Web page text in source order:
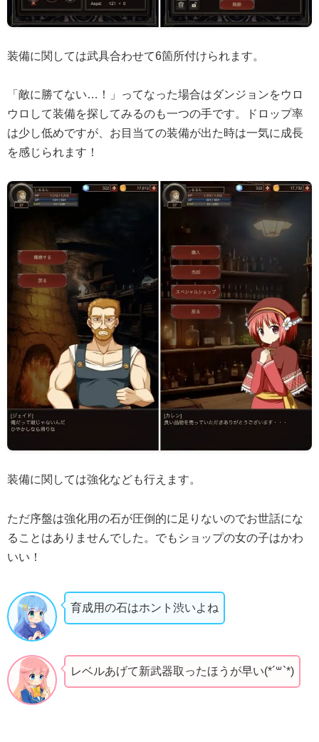
装備に関しては武具合わせて6箇所付けられます。
「敵に勝てない…！」ってなった場合はダンジョンをウロ
ウロして装備を探してみるのも一つの手です。ドロップ率
は少し低めですが、お目当ての装備が出た時は一気に成長
を感じられます！
装備に関しては強化なども行えます。
ただ序盤は強化用の石が圧倒的に足りないのでお世話にな
ることはありませんでした。でもショップの女の子はかわ
いい！
育成用の石はホント渋いよね
レベルあげて新武器取ったほうが早い(*´꒳`*)